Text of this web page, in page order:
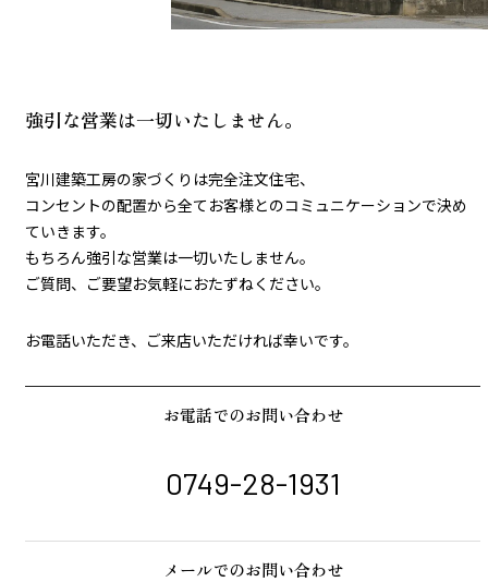
強引な営業は一切いたしません。
宮川建築工房の家づくりは完全注文住宅、
コンセントの配置から全てお客様とのコミュニケーションで決め
ていきます。
もちろん強引な営業は一切いたしません。
ご質問、ご要望お気軽におたずねください。
お電話いただき、ご来店いただければ幸いです。
お電話でのお問い合わせ
0749-28-1931
メールでのお問い合わせ